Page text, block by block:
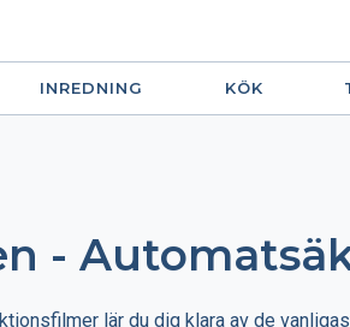
INREDNING KÖK
-
lär du dig klara av de